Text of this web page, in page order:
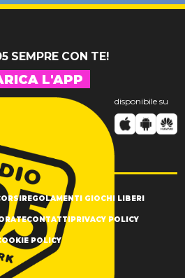
SEMPRE CON TE!
L'APP
disponibile su
REGOLAMENTI GIOCHI LIBERI
CONTATTI PRIVACY POLICY
POLICY